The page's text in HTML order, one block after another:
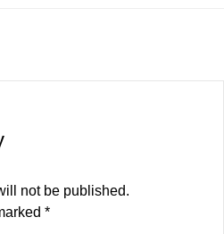
not be published.
*